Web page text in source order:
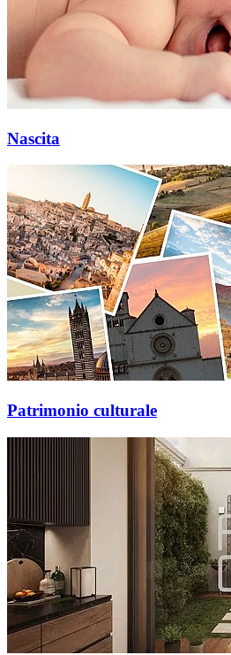
Nascita
Patrimonio culturale